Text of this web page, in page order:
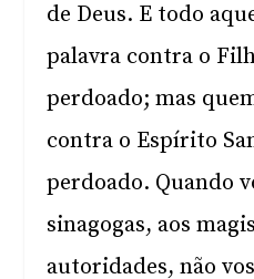
de Deus. E todo
palavra contra o
perdoado; mas
contra o Espírito
perdoado. Quando
sinagogas, aos
autoridades, não